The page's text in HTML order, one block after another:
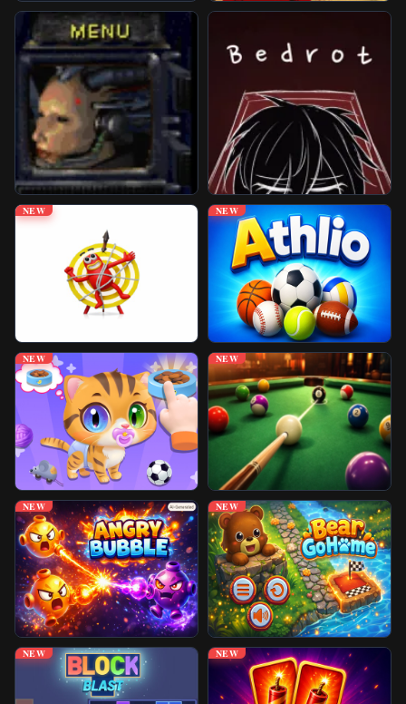
Jogos Desbloqueados
Mais Jogos
NEW NEW
NEW NEW
NEW NEW
NEW NEW